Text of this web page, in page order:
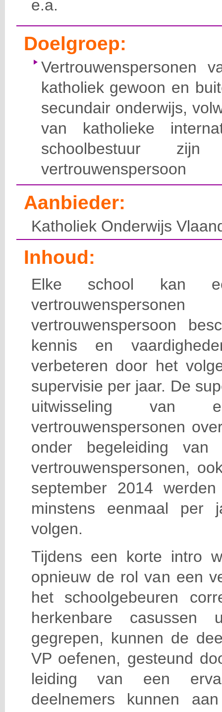
e.a.
Doelgroep:
Vertrouwenspersonen
katholiek gewoon en
secundair onderwijs,
van katholieke
schoolbestuur
vertrouwenspersoon
Aanbieder:
Katholiek Onderwijs
Inhoud:
Elke school kan
vertrouwenspersoon
kennis en
verbeteren door het
supervisie per jaar. De
uitwisseling van
vertrouwenspersonen
onder begeleiding
vertrouwenspersonen,
september 2014
minstens eenmaal per
volgen.
Tijdens een korte intro
opnieuw de rol van een
het schoolgebeuren
herkenbare casussen
gegrepen, kunnen de
VP oefenen, gesteund
leiding van een
deelnemers kunnen